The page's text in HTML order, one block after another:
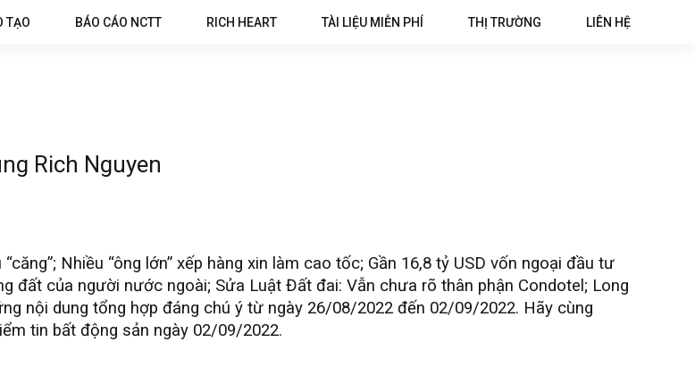
TẠO BÁO CÁO NCTT RICH HEART TÀI LIỆU MIỄN PHÍ THỊ TRƯỜNG LIÊN HỆ
Rich Nguyen
Nhiều “ông lớn” xếp hàng xin làm cao tốc; Gần 16,8 tỷ USD vốn ngoại đầu tư
đất của người nước ngoài; Sửa Luật Đất đai: Vẫn chưa rõ thân phận Condotel; Long
nội dung tổng hợp đáng chú ý từ ngày 26/08/2022 đến 02/09/2022. Hãy cùng
tin bất động sản ngày 02/09/2022.